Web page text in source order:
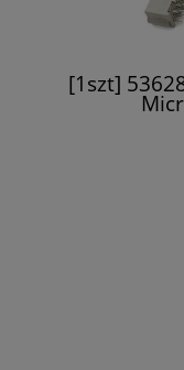
[1szt]